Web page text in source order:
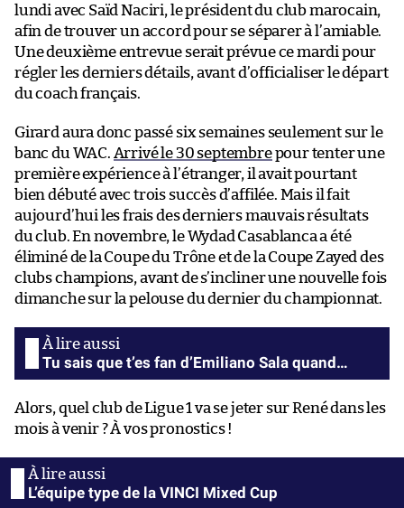
lundi avec Saïd Naciri, le président du club marocain,
afin de trouver un accord pour se séparer à l’amiable.
Une deuxième entrevue serait prévue ce mardi pour
régler les derniers détails, avant d’officialiser le départ
du coach français.
Girard aura donc passé six semaines seulement sur le
banc du WAC. Arrivé le 30 septembrepour tenter une
première expérience à l’étranger, il avait pourtant
bien débuté avec trois succès d’affilée. Mais il fait
aujourd’hui les frais des derniers mauvais résultats
du club. En novembre, le Wydad Casablanca a été
éliminé de la Coupe du Trône et de la Coupe Zayed des
clubs champions, avant de s’incliner une nouvelle fois
dimanche sur la pelouse du dernier du championnat.
Tu sais que t’es fan d’Emiliano Sala quand…
Alors, quel club de Ligue 1 va se jeter sur René dans les
mois à venir ? À vos pronostics !
L’équipe type de la VINCI Mixed Cup